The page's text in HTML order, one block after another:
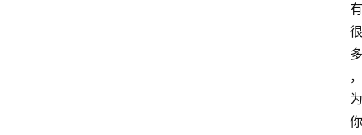
有
很
多
，
为
你